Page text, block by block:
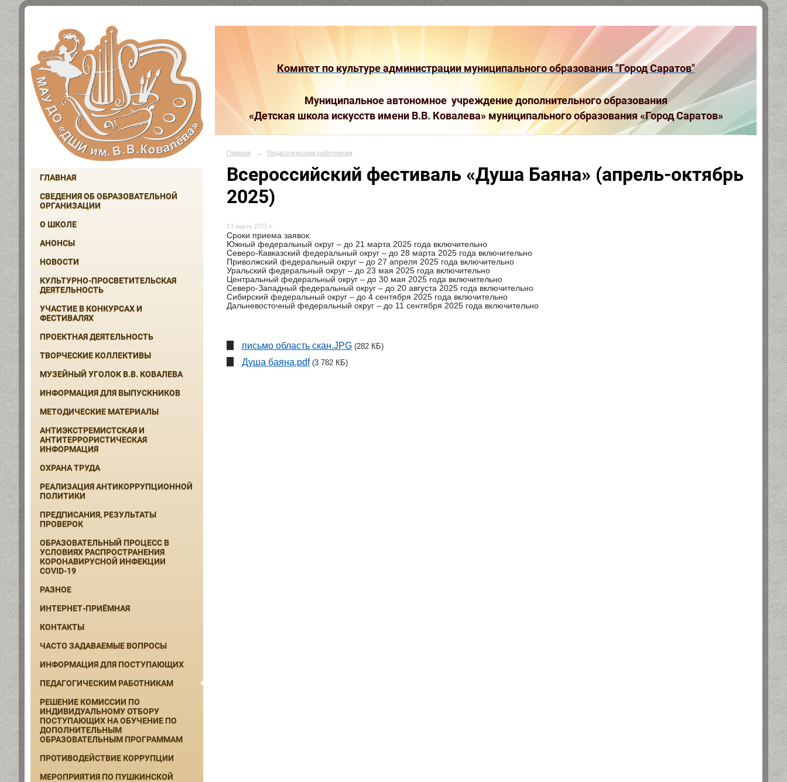
ГЛАВНАЯ
СВЕДЕНИЯ ОБ ОБРАЗОВАТЕЛЬНОЙ
ОРГАНИЗАЦИИ
О ШКОЛЕ
АНОНСЫ
НОВОСТИ
КУЛЬТУРНО-ПРОСВЕТИТЕЛЬСКАЯ
ДЕЯТЕЛЬНОСТЬ
УЧАСТИЕ В КОНКУРСАХ И
ФЕСТИВАЛЯХ
ПРОЕКТНАЯ ДЕЯТЕЛЬНОСТЬ
ТВОРЧЕСКИЕ КОЛЛЕКТИВЫ
МУЗЕЙНЫЙ УГОЛОК В.В. КОВАЛЕВА
ИНФОРМАЦИЯ ДЛЯ ВЫПУСКНИКОВ
МЕТОДИЧЕСКИЕ МАТЕРИАЛЫ
АНТИЭКСТРЕМИСТСКАЯ И
АНТИТЕРРОРИСТИЧЕСКАЯ
ИНФОРМАЦИЯ
ОХРАНА ТРУДА
РЕАЛИЗАЦИЯ АНТИКОРРУПЦИОННОЙ
ПОЛИТИКИ
ПРЕДПИСАНИЯ, РЕЗУЛЬТАТЫ
ПРОВЕРОК
ОБРАЗОВАТЕЛЬНЫЙ ПРОЦЕСС В
УСЛОВИЯХ РАСПРОСТРАНЕНИЯ
КОРОНАВИРУСНОЙ ИНФЕКЦИИ
COVID-19
РАЗНОЕ
ИНТЕРНЕТ-ПРИЁМНАЯ
КОНТАКТЫ
ЧАСТО ЗАДАВАЕМЫЕ ВОПРОСЫ
ИНФОРМАЦИЯ ДЛЯ ПОСТУПАЮЩИХ
ПЕДАГОГИЧЕСКИМ РАБОТНИКАМ
РЕШЕНИЕ КОМИССИИ ПО
ИНДИВИДУАЛЬНОМУ ОТБОРУ
ПОСТУПАЮЩИХ НА ОБУЧЕНИЕ ПО
ДОПОЛНИТЕЛЬНЫМ
ОБРАЗОВАТЕЛЬНЫМ ПРОГРАММАМ
ПРОТИВОДЕЙСТВИЕ КОРРУПЦИИ
МЕРОПРИЯТИЯ ПО ПУШКИНСКОЙ
Комитет по культуре администрации муниципального образования "Город Саратов"
Муниципальное автономное учреждение дополнительного образования
«Детская школа искусств имени В.В. Ковалева» муниципального образования «Город Саратов»
Главная → Педагогическим работникам
Всероссийский фестиваль «Душа Баяна» (апрель-октябрь
2025)
13 марта 2025 г.
Сроки приема заявок:
Южный федеральный округ – до 21 марта 2025 года включительно
Северо-Кавказский федеральный округ – до 28 марта 2025 года включительно
Приволжский федеральный округ – до 27 апреля 2025 года включительно
Уральский федеральный округ – до 23 мая 2025 года включительно
Центральный федеральный округ – до 30 мая 2025 года включительно
Северо-Западный федеральный округ – до 20 августа 2025 года включительно
Сибирский федеральный округ – до 4 сентября 2025 года включительно
Дальневосточный федеральный округ – до 11 сентября 2025 года включительно
письмо область скан.JPG (282 КБ)
Душа баяна.pdf (3 782 КБ)